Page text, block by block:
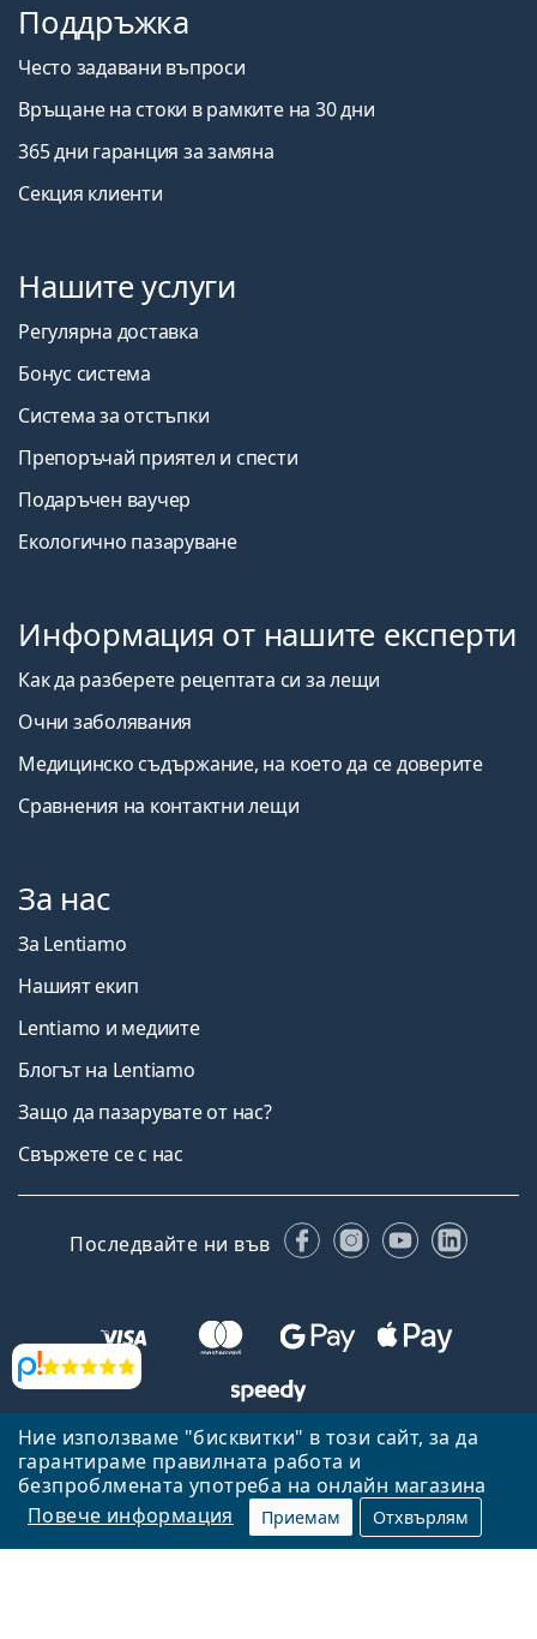
Ние използваме "бисквитки" в този сайт, за да
гарантираме правилната работа и
безпроблмената употреба на онлайн магазина
Повече информация
Приемам Отхвърлям
Прегледи
Поддръжка
Често задавани въпроси
Връщане на стоки в рамките на 30 дни
365 дни гаранция за замяна
Секция клиенти
Нашите услуги
Регулярна доставка
Бонус система
Система за отстъпки
Препоръчай приятел и спести
Подаръчен ваучер
Екологично пазаруване
Информация от нашите експерти
Как да разберете рецептата си за лещи
Очни заболявания
Медицинско съдържание, на което да се доверите
Сравнения на контактни лещи
За нас
За Lentiamo
Нашият екип
Lentiamo и медиите
Блогът на Lentiamo
Защо да пазарувате от нас?
Свържете се с нас
Последвайте ни във FacebookInstagram
YouTube
Назад към началната страница
Нагоре
Lentiamo.bg е собственост и се управлява от Lentiamo s.r.o.,
Република Чехия
Тук сме за вас в продължение на 18 години.